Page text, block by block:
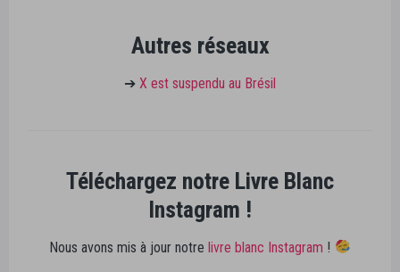
Autres réseaux
➔ X est suspendu au Brésil
Téléchargez notre Livre Blanc
Instagram !
Nous avons mis à jour notrelivre blanc Instagram !